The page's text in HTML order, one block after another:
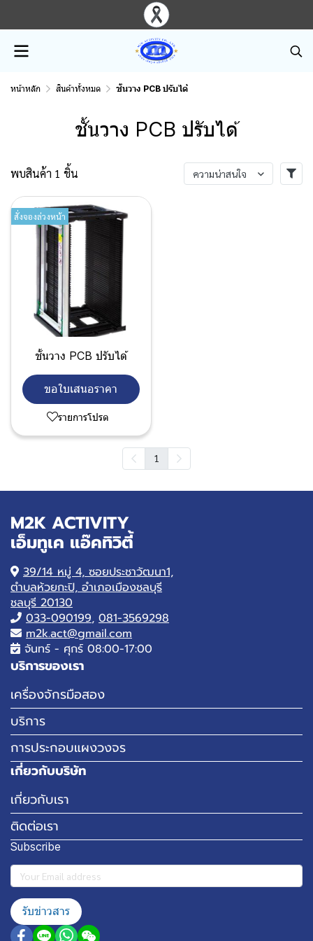
หน้าหลัก สินค้าทั้งหมด ชั้นวาง PCB ปรับได้
ชั้นวาง PCB ปรับได้
พบสินค้า 1 ชิ้น ความน่าสนใจ
สั่งจองล่วงหน้า
ชั้นวาง PCB ปรับได้
ขอใบเสนอราคา
รายการโปรด
1
M2K ACTIVITY
เอ็มทูเค แอ๊คทิวิตี้
39/14 หมู่ 4, ซอยประชาวัฒนา1,
ตำบลห้วยกะปิ, อำเภอเมืองชลบุรี
ชลบุรี 20130
033-090199, 081-3569298
m2k.act@gmail.com
จันทร์ - ศุกร์ 08:00-17:00
บริการของเรา
เครื่องจักรมือสอง
บริการ
การประกอบแผงวงจร
เกี่ยวกับบริษัท
เกี่ยวกับเรา
ติดต่อเรา
Subscribe
รับข่าวสาร